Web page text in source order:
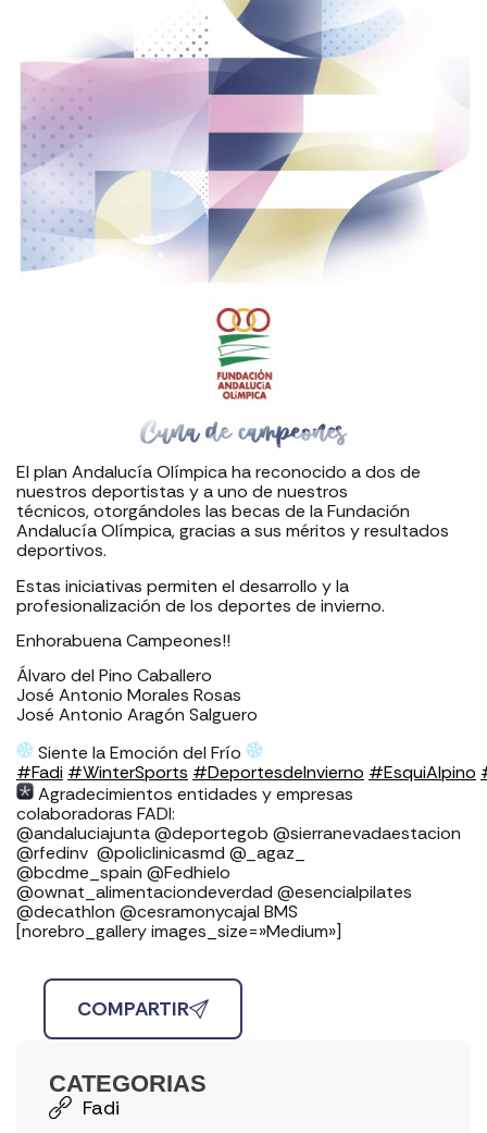
El plan Andalucía Olímpica ha reconocido a dos de
nuestros deportistas y a uno de nuestros
técnicos, otorgándoles las becas de la Fundación
Andalucía Olímpica, gracias a sus méritos y resultados
deportivos.
Estas iniciativas permiten el desarrollo y la
profesionalización de los deportes de invierno.
Enhorabuena Campeones!!
Álvaro del Pino Caballero
José Antonio Morales Rosas
José Antonio Aragón Salguero
Siente la Emoción del Frío
#Fadi #WinterSports #DeportesdeInvierno #EsquiAlpino
Agradecimientos entidades y empresas
colaboradoras FADI: ⁣⁣⁣⁣⁣⁣⁣⁣⁣⁣⁣⁣⁣⁣⁣⁣⁣⁣
⁣⁣⁣⁣@andaluciajunta @deportegob ⁣⁣⁣@sierranevadaestacion
@rfedinv ⁣⁣⁣⁣⁣⁣⁣⁣⁣⁣⁣⁣⁣⁣⁣⁣⁣ @policlinicasmd @_agaz_
@bcdme_spain @Fedhielo
@ownat_alimentaciondeverdad @esencialpilates
@decathlon @cesramonycajal BMS
[norebro_gallery images_size=»Medium»]
COMPARTIR
CATEGORIAS
Fadi